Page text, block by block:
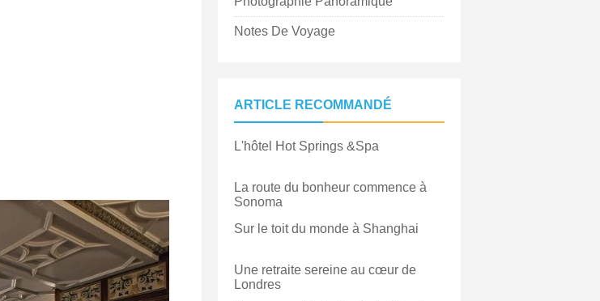
Notes De Voyage
ARTICLE RECOMMANDÉ
L'hôtel Hot Springs &Spa
La route du bonheur commence à
Sonoma
Sur le toit du monde à Shanghai
Une retraite sereine au cœur de
Londres